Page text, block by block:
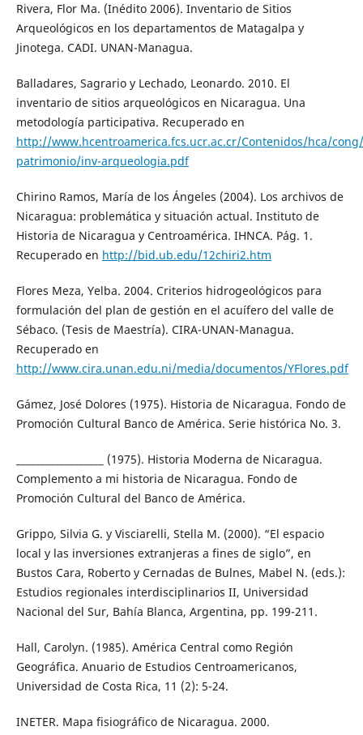
Rivera, Flor Ma. (Inédito 2006). Inventario de Sitios
Arqueológicos en los departamentos de Matagalpa y
Jinotega. CADI. UNAN-Managua.
Balladares, Sagrario y Lechado, Leonardo. 2010. El
inventario de sitios arqueológicos en Nicaragua. Una
metodología participativa. Recuperado en
http://www.hcentroamerica.fcs.ucr.ac.cr/Contenidos/hca/
patrimonio/inv-arqueologia.pdf
Chirino Ramos, María de los Ángeles (2004). Los archivos de
Nicaragua: problemática y situación actual. Instituto de
Historia de Nicaragua y Centroamérica. IHNCA. Pág. 1.
Recuperado en http://bid.ub.edu/12chiri2.htm
Flores Meza, Yelba. 2004. Criterios hidrogeológicos para
formulación del plan de gestión en el acuífero del valle de
Sébaco. (Tesis de Maestría). CIRA-UNAN-Managua.
Recuperado en
http://www.cira.unan.edu.ni/media/documentos/YFlores.pdf
Gámez, José Dolores (1975). Historia de Nicaragua. Fondo de
Promoción Cultural Banco de América. Serie histórica No. 3.
__________________ (1975). Historia Moderna de Nicaragua.
Complemento a mi historia de Nicaragua. Fondo de
Promoción Cultural del Banco de América.
Grippo, Silvia G. y Visciarelli, Stella M. (2000). “El espacio
local y las inversiones extranjeras a fines de siglo”, en
Bustos Cara, Roberto y Cernadas de Bulnes, Mabel N. (eds.):
Estudios regionales interdisciplinarios II, Universidad
Nacional del Sur, Bahía Blanca, Argentina, pp. 199-211.
Hall, Carolyn. (1985). América Central como Región
Geográfica. Anuario de Estudios Centroamericanos,
Universidad de Costa Rica, 11 (2): 5-24.
INETER. Mapa fisiográfico de Nicaragua. 2000.